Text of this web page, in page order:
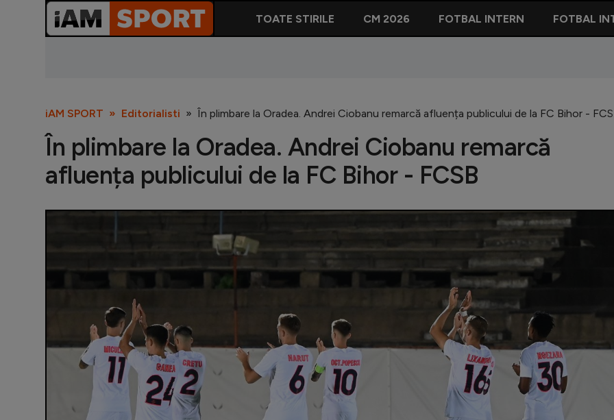
TOATE STIRILE CM 2026 FOTBAL INTERN FOTBAL
iAM SPORT Editorialisti În plimbare la Oradea. Andrei Ciobanu remarcă afluența publicului de la FC Bihor -
În plimbare la Oradea. Andrei Ciobanu remarcă
afluența publicului de la FC Bihor - FCSB